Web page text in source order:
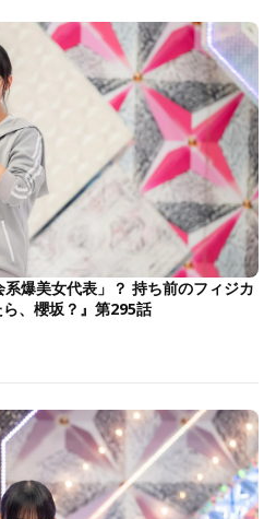
爆美女代表」？ 持ち前のフィジカ
、櫻坂？』第295話